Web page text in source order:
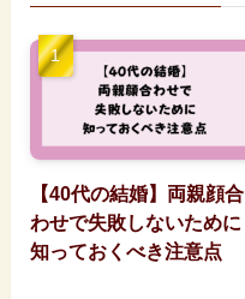
【40代の結婚】両親顔合
わせで失敗しないために
知っておくべき注意点